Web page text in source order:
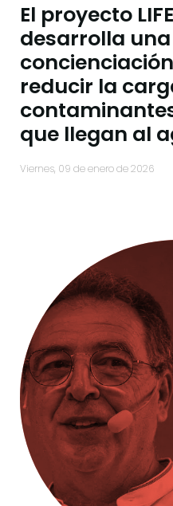
El proyecto
desarrolla
reducir la
que llegan al
viernes, 09 de enero de 2026